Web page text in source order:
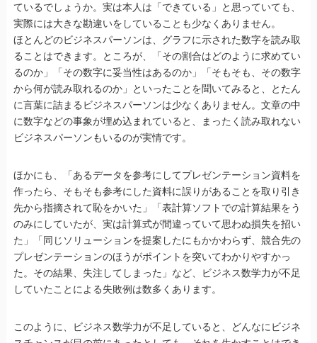
ているでしょうか。実は本人は「できている」と思っていても、
実際には大きな勘違いをしていることも少なくありません。
ほとんどのビジネスパーソンは、グラフに示された数字を読み取
ることはできます。ところが、「その割合はどのように求めてい
るのか」「その数字に妥当性はあるのか」「そもそも、その数字
から何が読み取れるのか」といったことを聞いてみると、とたん
に言葉に詰まるビジネスパーソンは少なくありません。文章の中
に数字などの事象が埋め込まれていると、まったく読み取れない
ビジネスパーソンもいるのが実情です。
ほかにも、「あるデータを参考にしてプレゼンテーション資料を
作ったら、そもそも参考にした資料に誤りがあることを取り引き
先から指摘されて恥をかいた」「表計算ソフトでの計算結果をう
のみにしていたが、実は計算式が間違っていて思わぬ損失を招い
た」「同じソリューションを提案したにもかかわらず、競合先の
プレゼンテーションのほうがポイントを突いてわかりやすかっ
た。その結果、失注してしまった」など、ビジネス数学力が不足
していたことによる失敗例は数多くあります。
このように、ビジネス数学力が不足していると、どんなにビジネ